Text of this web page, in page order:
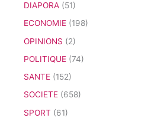
DIAPORA (51)
ECONOMIE (198)
OPINIONS (2)
POLITIQUE (74)
SANTE (152)
SOCIETE (658)
SPORT (61)